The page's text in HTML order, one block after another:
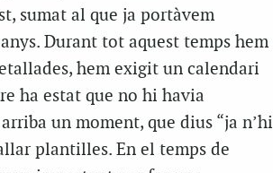
sumat al que ja portàvem
Durant tot aquest temps hem
hem exigit un calendari
ha estat que no hi havia
un moment, que dius “ja n’hi
plantilles. En el temps de